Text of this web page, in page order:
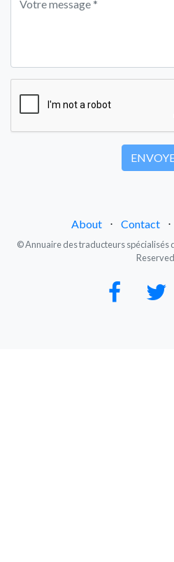
About ⋅ Contact ⋅
© Annuaire des traducteurs spécialisés